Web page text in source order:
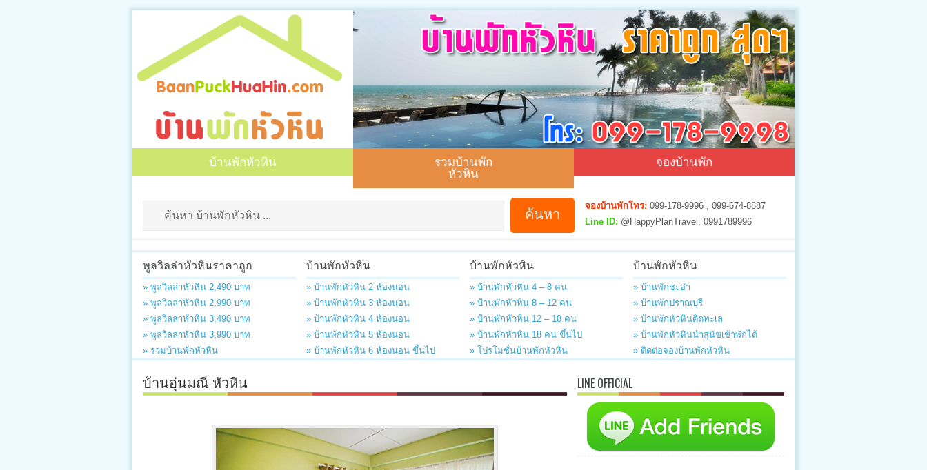
บ้านพักหัวหิน รวมบ้านพัก
หัวหิน
จองบ้านพัก
จองบ้านพักโทร: 099-178-9996 , 099-674-8887
Line ID: @HappyPlanTravel, 0991789996
พูลวิลล่าหัวหินราคาถูก
» พูลวิลล่าหัวหิน 2,490 บาท
» พูลวิลล่าหัวหิน 2,990 บาท
» พูลวิลล่าหัวหิน 3,490 บาท
» พูลวิลล่าหัวหิน 3,990 บาท
» รวมบ้านพักหัวหิน
บ้านพักหัวหิน
» บ้านพักหัวหิน 2 ห้องนอน
» บ้านพักหัวหิน 3 ห้องนอน
» บ้านพักหัวหิน 4 ห้องนอน
» บ้านพักหัวหิน 5 ห้องนอน
» บ้านพักหัวหิน 6 ห้องนอน ขึ้นไป
บ้านพักหัวหิน
» บ้านพักหัวหิน 4 – 8 คน
» บ้านพักหัวหิน 8 – 12 คน
» บ้านพักหัวหิน 12 – 18 คน
» บ้านพักหัวหิน 18 คน ขึ้นไป
» โปรโมชั่นบ้านพักหัวหิน
บ้านพักหัวหิน
» บ้านพักชะอำ
» บ้านพักปราณบุรี
» บ้านพักหัวหินติดทะเล
» บ้านพักหัวหินนำสุนัขเข้าพักได้
» ติดต่อจองบ้านพักหัวหิน
บ้านอุ่นมณี หัวหิน LINE OFFICIAL